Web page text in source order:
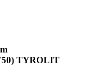
TYROLIT